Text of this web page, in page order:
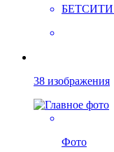
БЕТСИТИ
38 изображения
Фото